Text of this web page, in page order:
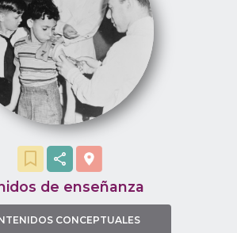
modelos explicativos.
de enseñanza
CONCEPTUALES